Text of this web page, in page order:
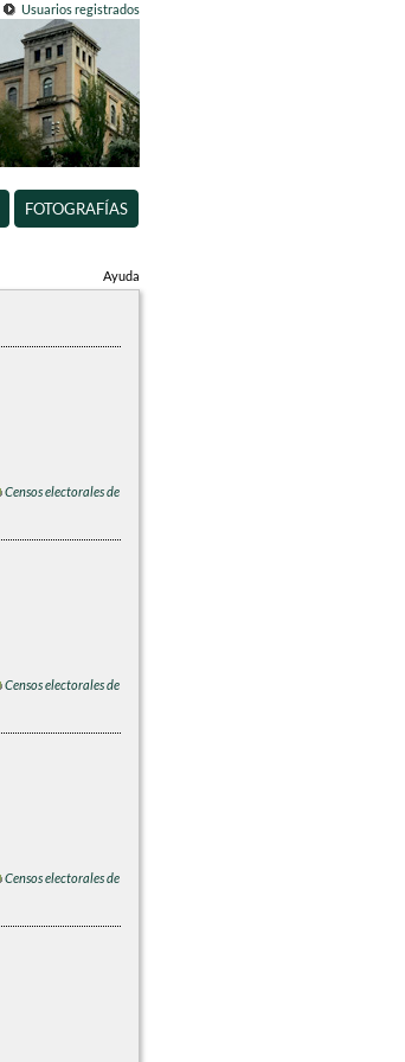
Usuarios registrados
FOTOGRAFÍAS
Ayuda
Censos electorales de
Censos electorales de
Censos electorales de